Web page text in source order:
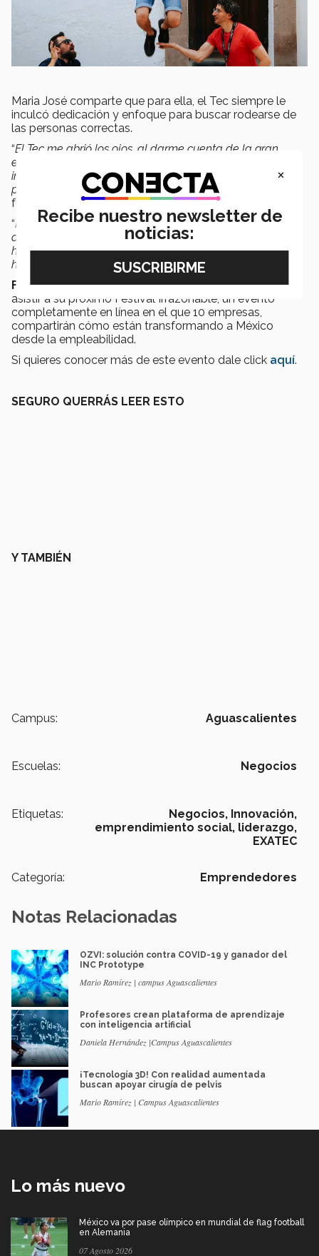
Maria José comparte que para ella, el Tec siempre le
inculcó dedicación y enfoque para buscar rodearse de
las personas correctas.
“El Tec me abrió los ojos, al darme cuenta de la gran
estructura que hay detrás cuando se trata de crear
iniciativas sociales fuertes, eso me sirvió como inspiración
para poder enfocarme en lo que quería”, puntualizó el
fundador para CONECTA.
“Muchas veces el trabajo que cada emprendedor hace
allá afuera, tiene más impacto del que piensan, sus
historias inspirarán a que otros construyan sus propias
historias
”, agregó José Antonio.
Finalmente el equipo de Unreasonablelos invita a
asistir a su próximo Festival Irrazonable, un evento
completamente en línea en el que 10 empresas,
compartirán cómo están transformando a México
desde la empleabilidad.
Si quieres conocer más de este evento dale click aquí.
SEGURO QUERRÁS LEER ESTO
Y TAMBIÉN
Campus: Aguascalientes
Escuelas: Negocios
Etiquetas: Negocios, Innovación,
emprendimiento social, liderazgo,
EXATEC
Categoría: Emprendedores
Notas Relacionadas
OZVI: solución contra COVID-19 y ganador del
INC Prototype
Mario Ramírez | campus Aguascalientes
Profesores crean plataforma de aprendizaje
con inteligencia artificial
Daniela Hernández |Campus Aguascalientes
¡Tecnología 3D! Con realidad aumentada
buscan apoyar cirugía de pelvis
Mario Ramírez | Campus Aguascalientes
Lo más nuevo
México va por pase olímpico en mundial de flag football
en Alemania
07 Agosto 2026
×
Recibe nuestro newsletter de
noticias: